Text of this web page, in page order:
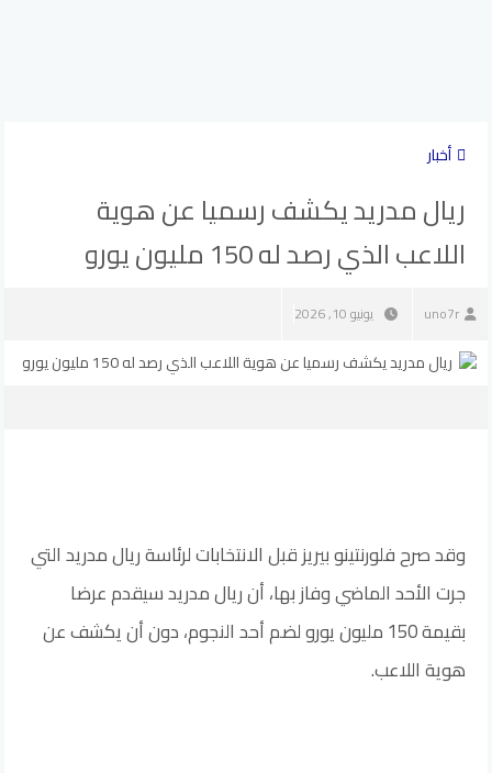
أخبار
ريال مدريد يكشف رسميا عن هوية
اللاعب الذي رصد له 150 مليون يورو
uno7r يونيو 10, 2026
وقد صرح فلورنتينو بيريز قبل الانتخابات لرئاسة ريال مدريد التي
جرت الأحد الماضي وفاز بها، أن ريال مدريد سيقدم عرضا
بقيمة 150 مليون يورو لضم أحد النجوم، دون أن يكشف عن
هوية اللاعب.